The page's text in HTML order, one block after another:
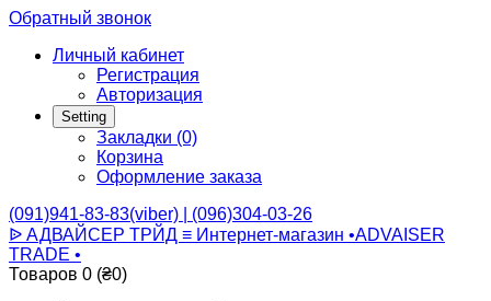
Обратный звонок
Личный кабинет
Регистрация
Авторизация
Setting
Закладки (0)
Корзина
Оформление заказа
(091)941-83-83(viber) | (096)304-03-26
ᐉ АДВАЙСЕР ТРЙД ≡ Интернет-магазин •ADVAISER
TRADE •
Товаров 0 (₴0)